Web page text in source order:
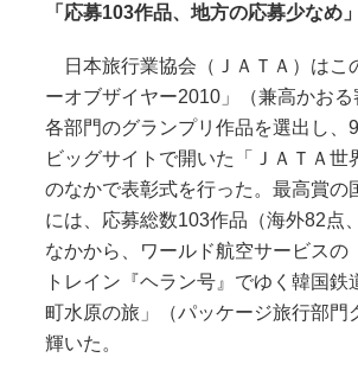
「応募103作品、地方の応募少なめ」
日本旅行業協会（ＪＡＴＡ）はこ
ーオブザイヤー2010」（兼高かお
各部門のグランプリ作品を選出し、
ビッグサイトで開いた「ＪＡＴＡ世
のなかで表彰式を行った。最高賞の
には、応募総数103作品（海外82点
なかから、ワールド航空サービスの
トレイン『ヘラン号』でゆく韓国鉄
町水原の旅」（パッケージ旅行部門
輝いた。